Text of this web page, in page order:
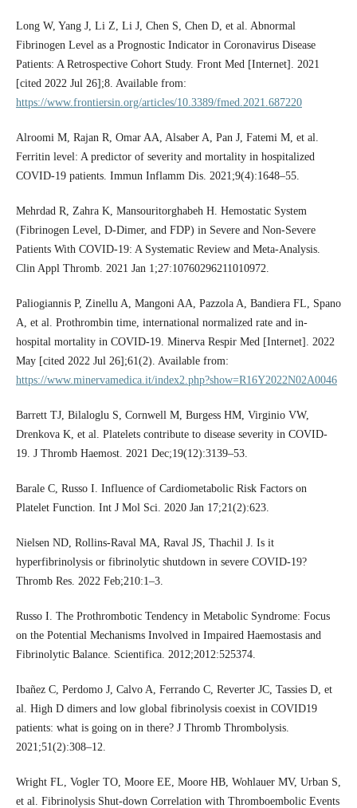
Long W, Yang J, Li Z, Li J, Chen S, Chen D, et al. Abnormal
Fibrinogen Level as a Prognostic Indicator in Coronavirus Disease
Patients: A Retrospective Cohort Study. Front Med [Internet]. 2021
[cited 2022 Jul 26];8. Available from:
https://www.frontiersin.org/articles/10.3389/fmed.2021.687220
Alroomi M, Rajan R, Omar AA, Alsaber A, Pan J, Fatemi M, et al.
Ferritin level: A predictor of severity and mortality in hospitalized
COVID-19 patients. Immun Inflamm Dis. 2021;9(4):1648–55.
Mehrdad R, Zahra K, Mansouritorghabeh H. Hemostatic System
(Fibrinogen Level, D-Dimer, and FDP) in Severe and Non-Severe
Patients With COVID-19: A Systematic Review and Meta-Analysis.
Clin Appl Thromb. 2021 Jan 1;27:10760296211010972.
Paliogiannis P, Zinellu A, Mangoni AA, Pazzola A, Bandiera FL, Spano
A, et al. Prothrombin time, international normalized rate and in-
hospital mortality in COVID-19. Minerva Respir Med [Internet]. 2022
May [cited 2022 Jul 26];61(2). Available from:
https://www.minervamedica.it/index2.php?show=R16Y2022N02A0046
Barrett TJ, Bilaloglu S, Cornwell M, Burgess HM, Virginio VW,
Drenkova K, et al. Platelets contribute to disease severity in COVID‐
19. J Thromb Haemost. 2021 Dec;19(12):3139–53.
Barale C, Russo I. Influence of Cardiometabolic Risk Factors on
Platelet Function. Int J Mol Sci. 2020 Jan 17;21(2):623.
Nielsen ND, Rollins-Raval MA, Raval JS, Thachil J. Is it
hyperfibrinolysis or fibrinolytic shutdown in severe COVID-19?
Thromb Res. 2022 Feb;210:1–3.
Russo I. The Prothrombotic Tendency in Metabolic Syndrome: Focus
on the Potential Mechanisms Involved in Impaired Haemostasis and
Fibrinolytic Balance. Scientifica. 2012;2012:525374.
Ibañez C, Perdomo J, Calvo A, Ferrando C, Reverter JC, Tassies D, et
al. High D dimers and low global fibrinolysis coexist in COVID19
patients: what is going on in there? J Thromb Thrombolysis.
2021;51(2):308–12.
Wright FL, Vogler TO, Moore EE, Moore HB, Wohlauer MV, Urban S,
et al. Fibrinolysis Shut-down Correlation with Thromboembolic Events